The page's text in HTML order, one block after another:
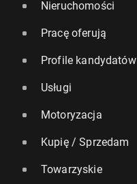
Nieruchomości
Pracę oferują
Profile kandydatów
Usługi
Motoryzacja
Kupię / Sprzedam
Towarzyskie